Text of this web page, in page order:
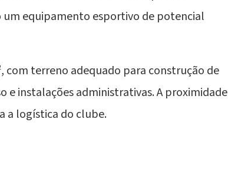
equipamento esportivo de potencial
com terreno adequado para construção de
e instalações administrativas. A proximidade
a logística do clube.